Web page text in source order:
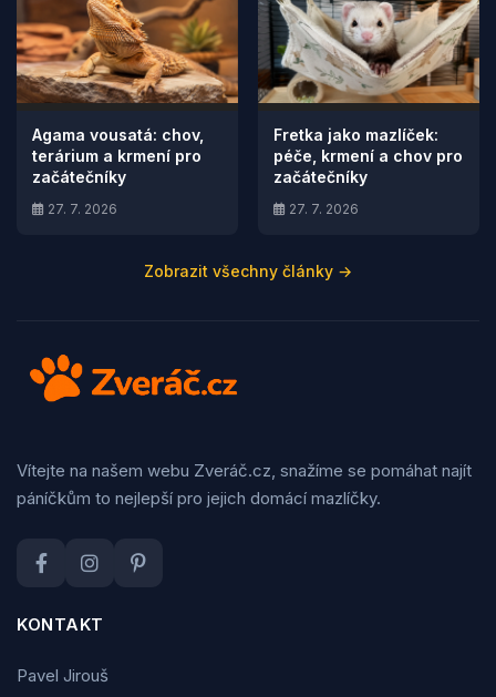
Agama vousatá: chov,
terárium a krmení pro
začátečníky
27. 7. 2026
Fretka jako mazlíček:
péče, krmení a chov pro
začátečníky
27. 7. 2026
Zobrazit všechny články →
Vítejte na našem webu Zveráč.cz, snažíme se pomáhat najít
páníčkům to nejlepší pro jejich domácí mazlíčky.
KONTAKT
Pavel Jirouš